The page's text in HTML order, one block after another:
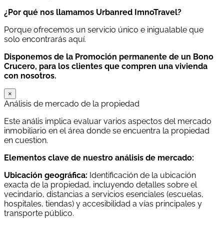
¿Por qué nos llamamos Urbanred ImnoTravel?
Porque ofrecemos un servicio único e inigualable que
solo encontrarás aquí.
Disponemos de la Promoción permanente de un Bono
Crucero, para los clientes que compren una vivienda
con nosotros.
×
Análisis de mercado de la propiedad
Este anális implica evaluar varios aspectos del mercado
inmobiliario en el área donde se encuentra la propiedad
en cuestion.
Elementos clave de nuestro análisis de mercado:
Ubicación geográfica: Identificación de la ubicación
exacta de la propiedad, incluyendo detalles sobre el
vecindario, distancias a servicios esenciales (escuelas,
hospitales, tiendas) y accesibilidad a vías principales y
transporte público.